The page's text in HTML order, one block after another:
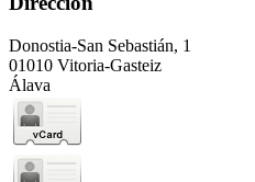
Donostia-San Sebastián, 1
01010 Vitoria-Gasteiz
Álava